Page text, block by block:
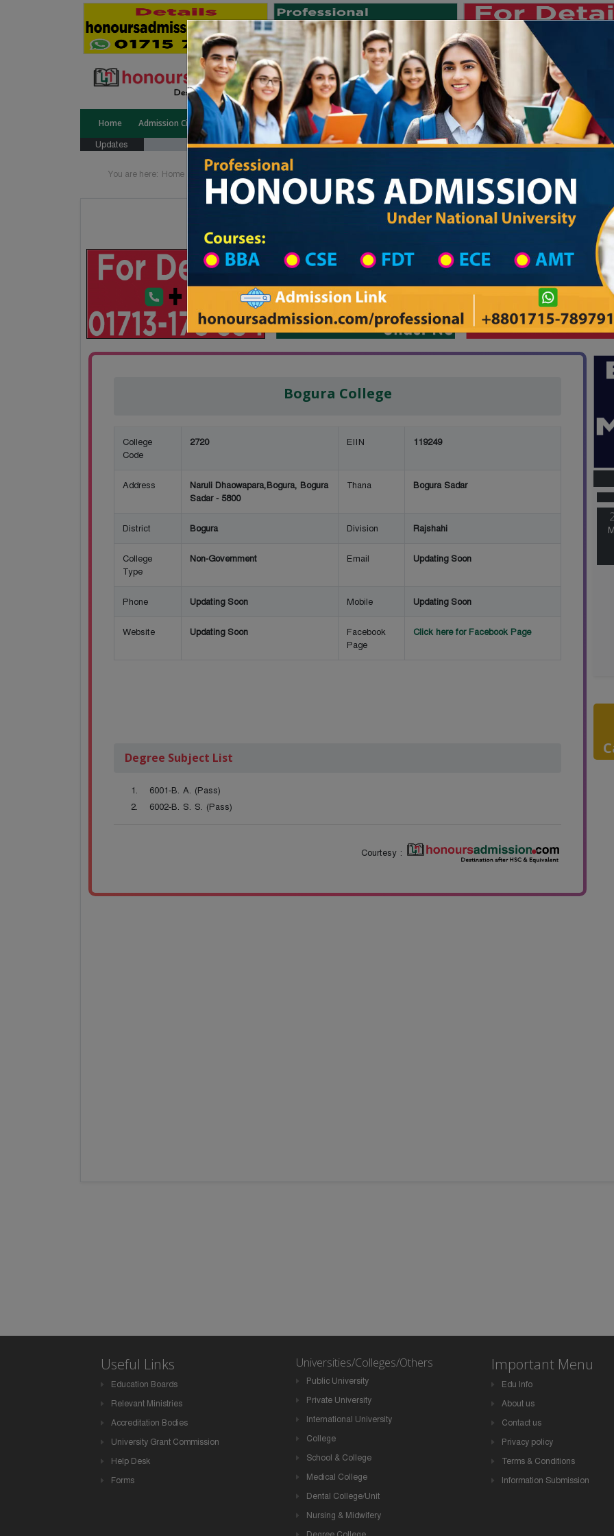
Home Admission Circular Public University Private University International University University College
Updates জাতীয় বিশ্ববিদ্যালয় ২০২৫-২৬
You are here: Home Degree College All Division
Private University Admission
Bogura College
College
Code
2720 EIIN 119249
Address
Naruli Dhaowapara,Bogura, Bogura
Sadar - 5800
Thana Bogura Sadar
District Bogura Division Rajshahi
College
Type
Non-Government Email Updating Soon
Phone Updating Soon Mobile Updating Soon
Website Updating Soon
Facebook
Page
Click here for Facebook Page
Degree Subject List
6001-B. A. (Pass)
6002-B. S. S. (Pass)
Courtesy :
Useful Links
Education Boards
Relevant Ministries
Accreditation Bodies
University Grant Commission
Help Desk
Forms
Universities/Colleges/Others
Public University
Private University
International University
College
School & College
Medical College
Dental College/Unit
Nursing & Midwifery
Important Menu
Edu Info
About us
Contact us
Privacy policy
Terms & Conditions
Information Submission